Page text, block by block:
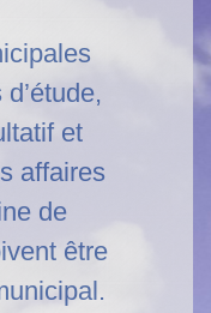
et
affaires
de
être